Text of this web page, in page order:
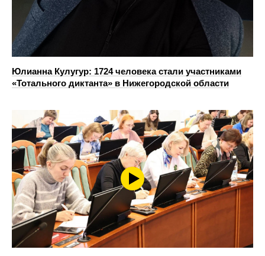
Юлианна Кулугур: 1724 человека стали участниками
«Тотального диктанта» в Нижегородской области